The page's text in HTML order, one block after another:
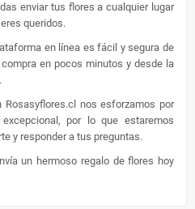
enviar tus flores a cualquier lugar
queridos.
en línea es fácil y segura de
en pocos minutos y desde la
Rosasyflores.cl nos esforzamos por
por lo que estaremos
y responder a tus preguntas.
un hermoso regalo de flores hoy